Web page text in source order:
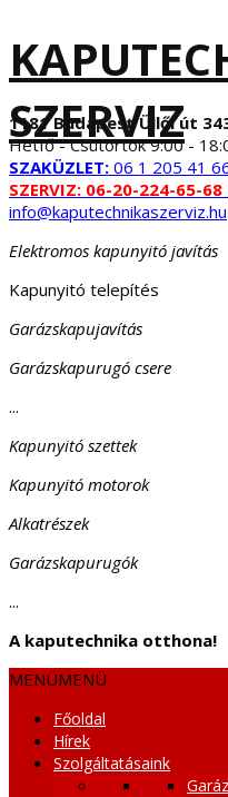
SZERVIZ
1181 Budapest Üllői út
Hétfő - Csütörtök 9:00 -
SZAKÜZLET: 06 1 205 41
SZERVIZ: 06-20-224-65-68
info@kaputechnikaszerviz.hu
Elektromos kapunyitó javítás
Kapunyitó telepítés
Garázskapujavítás
Garázskapurugó csere
...
Kapunyitó szettek
Kapunyitó motorok
Alkatrészek
Garázskapurugók
...
A kaputechnika otthona!
MENÜMENÜ
Főoldal
Hírek
Szolgáltatásaink